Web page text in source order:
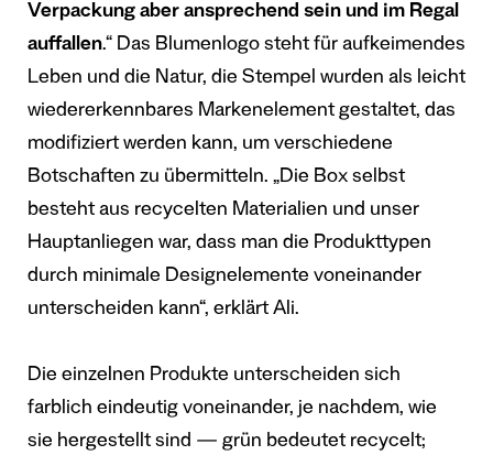
Verpackung aber ansprechend sein und im Regal
auffallen.“ Das Blumenlogo steht für aufkeimendes
Leben und die Natur, die Stempel wurden als leicht
wiedererkennbares Markenelement gestaltet, das
modifiziert werden kann, um verschiedene
Botschaften zu übermitteln. „Die Box selbst
besteht aus recycelten Materialien und unser
Hauptanliegen war, dass man die Produkttypen
durch minimale Designelemente voneinander
unterscheiden kann“, erklärt Ali.
Die einzelnen Produkte unterscheiden sich
farblich eindeutig voneinander, je nachdem, wie
sie hergestellt sind — grün bedeutet recycelt;